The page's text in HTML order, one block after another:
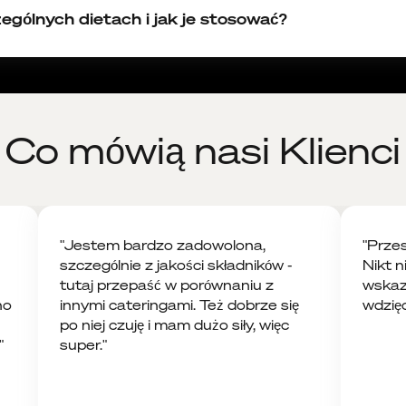
dietach i jak je stosować?
wodą i zaparz pod przykryciem przez 10 minut
kwiaty lipy, krwawnik pospolity, pięciornik gęsi, liście
trawienie, wspiera układ sercowo-naczyniowy
pod przykryciem) najlepiej wypić po południu, żeby
sencha, jagody goji, żeń-szeń koreański)
Co mówią nasi Klienci
"Jestem bardzo zadowolona,
szczególnie z jakości składników -
tutaj przepaść w porównaniu z
innymi cateringami. Też dobrze się
po niej czuję i mam dużo siły, więc
super."
Nikt